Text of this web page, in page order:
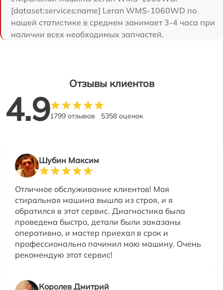
[dataset:services:name] Leran WMS-1060WD по
нашей статистике в среднем занимает 3-4 часа при
наличии всех необходимых запчастей.
Отзывы клиентов
4.91799 отзывов 5358 оценок
Шубин Максим
Отличное обслуживание клиентов! Моя
стиральная машина вышла из строя, и я
обратился в этот сервис. Диагностика была
проведена быстро, детали были заказаны
оперативно, и мастер приехал в срок и
профессионально починил мою машину. Очень
рекомендую этот сервис!
Королев Дмитрий